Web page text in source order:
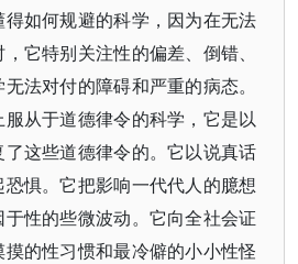
如何规避的科学，因为在无法
它特别关注性的偏差、倒错、
法对付的障碍和严重的病态。
从于道德律令的科学，它是以
这些道德律令的。它以说真话
惧。它把影响一代代人的臆想
性的些微波动。它向全社会证
的性习惯和最冷僻的小小性怪